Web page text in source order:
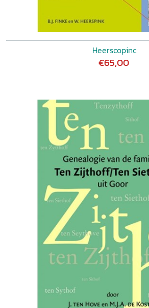
Heerscopinc
€65,00